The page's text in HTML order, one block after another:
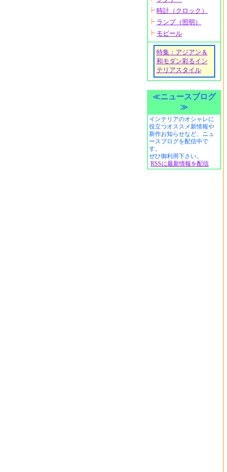
時計（クロック）
ランプ（照明）
モビール
特集：アジアン＆
和モダン彩るイン
テリアスタイル
≪ニュースブログ
≫
インテリアのオシャレに
役立つオススメ新情報や
新作お知らせなど、ニュ
ースブログを配信中で
す。
ぜひ御利用下さい。
RSSに最新情報を配信